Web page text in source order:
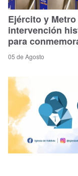
Ejército y
intervención
para
05 de Agosto